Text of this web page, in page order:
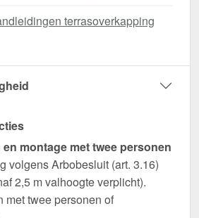
terrasoverkapping
montage met twee personen
volgens Arbobesluit (art. 3.16)
2,5 m valhoogte verplicht).
met twee personen of